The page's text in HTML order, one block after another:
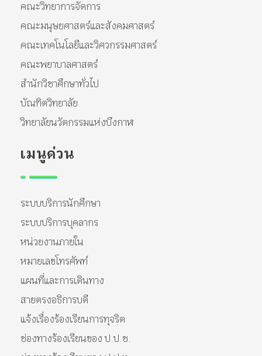
คณะวิทยาการจัดการ
คณะมนุษยศาสตร์และสังคมศาสตร์
คณะเทคโนโลยีและวิศวกรรมศาสตร์
คณะพยาบาลศาสตร์
สำนักวิชาศึกษาทั่วไป
บัณฑิตวิทยาลัย
วิทยาลัยนวัตกรรมแห่งบึงกาฬ
เมนูด่วน
ระบบบริการนักศึกษา
ระบบบริการบุคลากร
หน่วยงานภายใน
หมายเลขโทรศัพท์
แผนที่และการเดินทาง
สายตรงอธิการบดี
แจ้งเรื่องร้องเรียนการทุจริต
ช่องทางร้องเรียนของ ป.ป.ช.